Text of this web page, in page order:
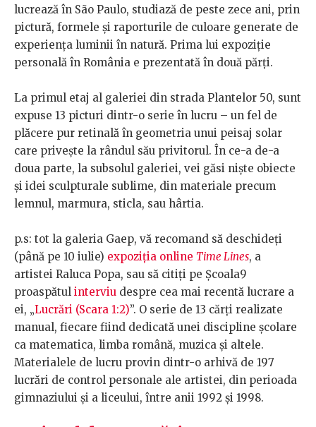
lucrează în São Paulo, studiază de peste zece ani, prin
pictură, formele și raporturile de culoare generate de
experiența luminii în natură. Prima lui expoziție
personală în România e prezentată în două părți.
La primul etaj al galeriei din strada Plantelor 50, sunt
expuse 13 picturi dintr-o serie în lucru – un fel de
plăcere pur retinală în geometria unui peisaj solar
care privește la rândul său privitorul. În ce-a de-a
doua parte, la subsolul galeriei, vei găsi niște obiecte
și idei sculpturale sublime, din materiale precum
lemnul, marmura, sticla, sau hârtia.
p.s: tot la galeria Gaep, vă recomand să deschideți
(până pe 10 iulie) expoziția online Time Lines, a
artistei Raluca Popa, sau să citiți pe Școala9
proaspătul interviu despre cea mai recentă lucrare a
ei, „Lucrări (Scara 1:2)”. O serie de 13 cărți realizate
manual, fiecare fiind dedicată unei discipline școlare
ca matematica, limba română, muzica și altele.
Materialele de lucru provin dintr-o arhivă de 197
lucrări de control personale ale artistei, din perioada
gimnaziului și a liceului, între anii 1992 și 1998.